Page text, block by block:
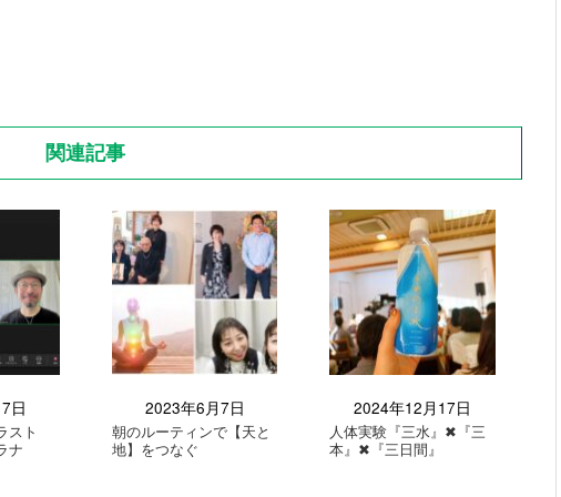
関連記事
日
スト
ナ
2023年6月7日
朝のルーティンで【天と
地】をつなぐ
2024年12月17日
人体実験『三水』✖︎『三
本』✖︎『三日間』